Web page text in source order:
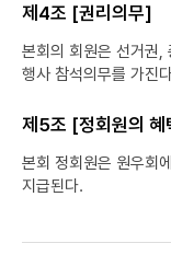
제4조 [권리의무]
본회의 회원은 선거권,
행사 참석의무를 가진
제5조 [정회원의 혜
본회 정회원은 원우회
지급된다.